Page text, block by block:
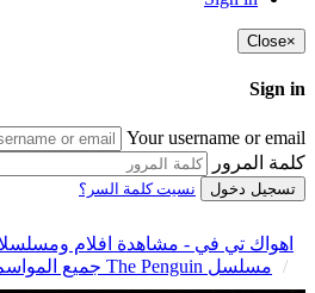
×
Close
Sign in
Your username or email
كلمة المرور
تسجيل دخول نسيت كلمة السر؟
اهواك تي في - مشاهدة افلام ومسلسلات
مسلسل The Penguin جميع المواسم